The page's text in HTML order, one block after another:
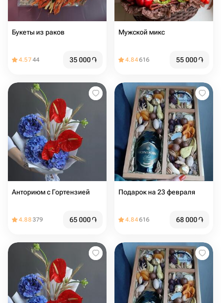
Букеты из раков
4.5744 35 000֏
Мужской микс
4.84616 55 000֏
Анториюм с Гортензией
4.88379 65 000֏
Подарок на 23 февраля
4.84616 68 000֏